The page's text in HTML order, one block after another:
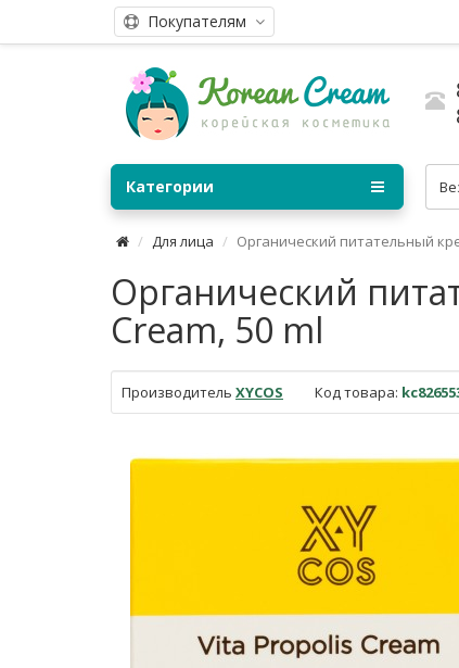
Покупателям
Категории
Для лица Органический питательный
Органический
Cream, 50 ml
Производитель XYCOS Код товара: